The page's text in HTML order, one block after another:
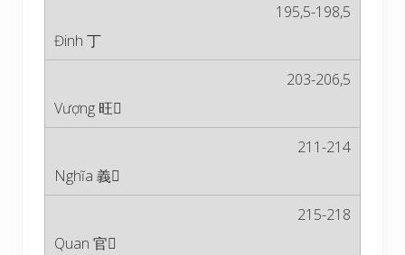
195,5-198,5
203-206,5
211-214
215-218